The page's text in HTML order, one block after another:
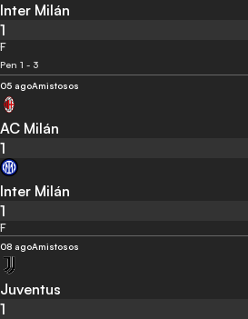
Inter Milán
1
F
Pen 1 - 3
05 agoAmistosos
AC Milán
1
Inter Milán
1
F
08 agoAmistosos
Juventus
1